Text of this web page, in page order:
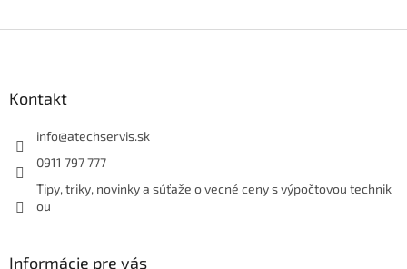
Kontakt
info@atechservis.sk
0911 797 777
Tipy, triky, novinky a súťaže o vecné ceny s výpočtovou technik
ou
Informácie pre vás